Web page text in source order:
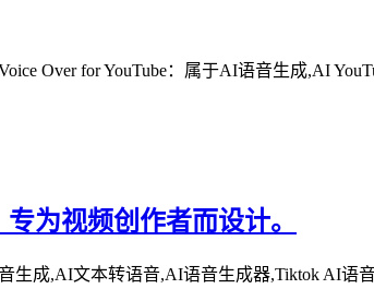
Over for YouTube：属于AI语音生成,AI
为视频创作者而设计。
成,AI文本转语音,AI语音生成器,Tiktok AI语